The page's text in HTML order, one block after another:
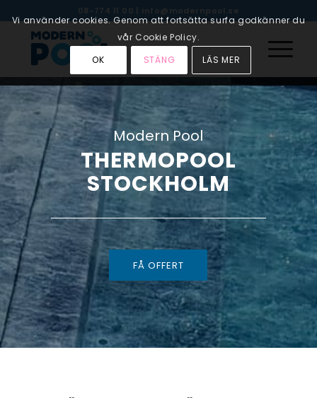
08-774 11 00 | info@modernpool.se
Modern Pool
THERMOPOOL
STOCKHOLM
FÅ OFFERT
Vi använder cookies. Genom att fortsätta surfa godkänner du
vår Cookie Policy.
OK
STÄNG LÄS MER